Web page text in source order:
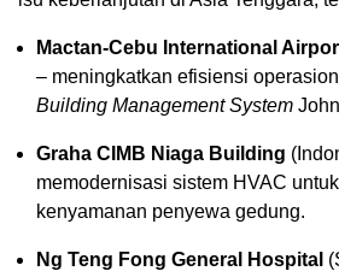
Mactan-Cebu International
– meningkatkan efisiensi
Building Management System
Graha CIMB Niaga Building (
memodernisasi sistem HVAC
kenyamanan penyewa gedung.
Ng Teng Fong General Hospital